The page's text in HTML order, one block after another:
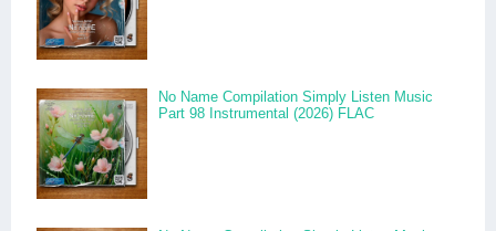
No Name Compilation Simply Listen Music
Part 98 Instrumental (2026) FLAC